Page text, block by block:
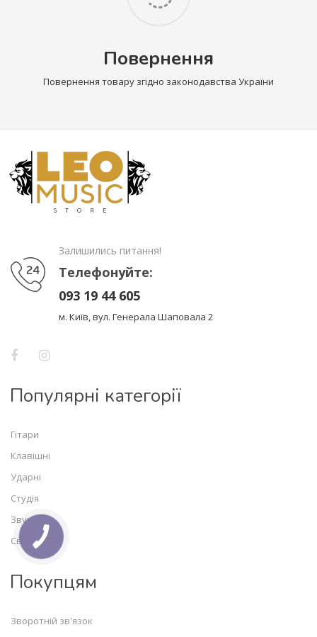
Повернення
Повернення товару згідно законодавства України
Залишились питання!
Телефонуйте:
093 19 44 605
м. Київ, вул. Генерала Шаповала 2
Популярні категорії
Гітари
Клавішні
Ударні
Студія
Звук
Світло
Покупцям
Зворотній зв'язок